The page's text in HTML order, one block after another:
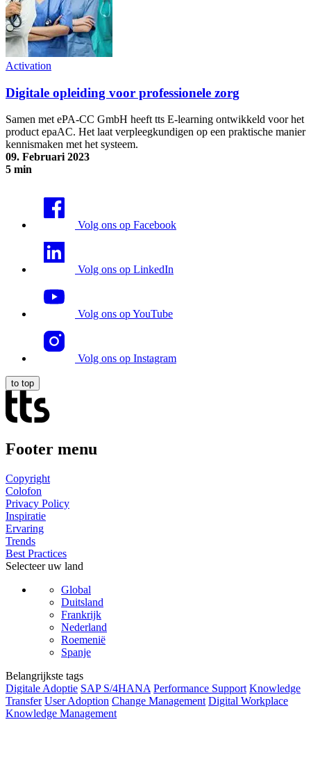
Activation
Digitale opleiding voor professionele zorg
Samen met ePA-CC GmbH heeft tts E-learning ontwikkeld voor het
product epaAC. Het laat verpleegkundigen op een praktische manier
kennismaken met het systeem.
09. Februari 2023
5 min
Volg ons op Facebook
Volg ons op LinkedIn
Volg ons op YouTube
Volg ons op Instagram
to top
Footer menu
Copyright
Colofon
Privacy Policy
Inspiratie
Ervaring
Trends
Best Practices
Selecteer uw land
Global
Duitsland
Frankrijk
Nederland
Roemenië
Spanje
Belangrijkste tags
Digitale Adoptie SAP S/4HANA Performance Support Knowledge
Transfer User Adoption Change Management Digital Workplace
Knowledge Management